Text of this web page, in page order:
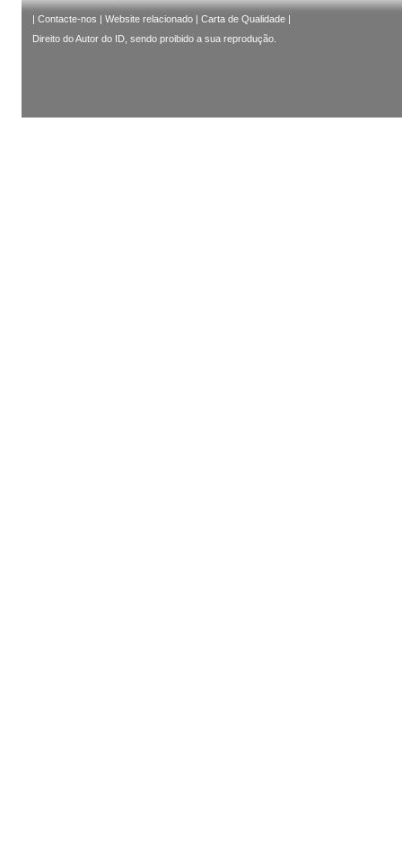
| Contacte-nos | Website relacionado | Carta de Qualidade |
Direito do Autor do ID, sendo proibido a sua reprodução.